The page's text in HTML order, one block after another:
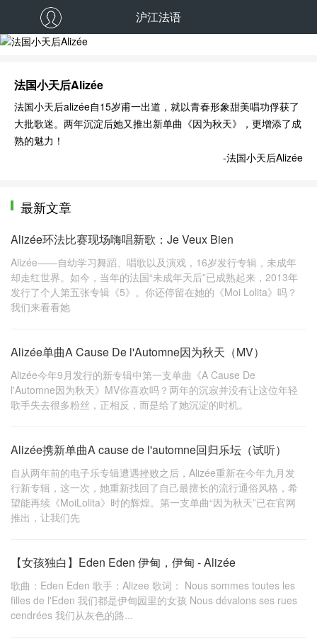
沪江法语
法国小天后Alizée
法国小天后alizée自15岁甫一出道，就以青春形象甜美唱功俘获了
大批歌迷。两年沉淀后她又推出新单曲《因为秋天》，更增添了成
熟的魅力！
-法国小天后Alizée
最新文章
Alizée环法比赛现场嗨唱新歌：Je Veux Bien
Alizée——自幼学习舞蹈、唱歌以及演戏，16岁发行专辑，未成年
却走红世界。如今，当年的法国“未成年天后”已成熟起来，2013年
发行了个人第五张专辑《5》。你还停留在她的《Moi Lolita》吗？
我们来看看她
Alizée单曲A Cause De l'Automne因为秋天（MV）
Alizée今年9月发行的新专辑中第一支单曲《A Cause De
l'Automne因为秋天》MV你喜欢吗？两年的沉寂并没有让这位年轻
歌手失去很多粉丝，正相反，而是给了她沉淀的时机。
Alizée携新单曲A cause de l'automne回归乐坛（试听）
自从两年前的电子乐专辑遭遇挫败之后，Alizée重新在今年九月发
行新专辑，这一次，她重新找回了自己最擅长的流行通俗风格，希
望能再续《MoiLolita》时的辉煌。第一支单曲“因为秋天”已在官网
推出，让我们先
【女孩独白】Eden Eden 伊甸，伊甸 - Alizée
歌曲：Eden Eden 歌手：Alizee 歌词： Nous sommes toutes les
filles de l'Eden 我们都是伊甸园里的女孩 Nous dévalons ses rues
cendrées 我们从灰色的路...